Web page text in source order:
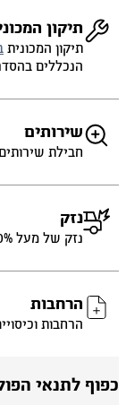
תיקון המכונית
תיקון המכונית
הנכללים בהסדר.
שירותים
חבילת שירותים
נזק
נזק של מעל 50% ייחשב לנזק מוחלט
הרחבות
הרחבות וכיסויים
לתנאי